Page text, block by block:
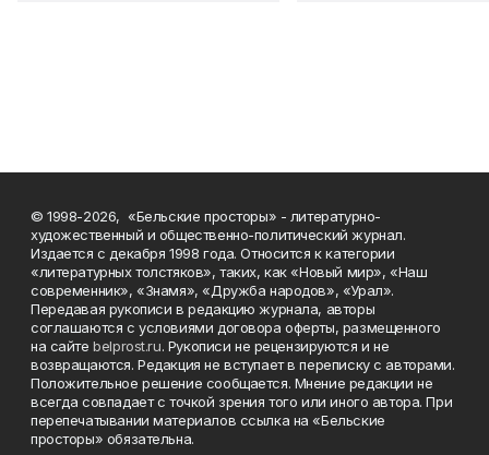
© 1998-2026, «Бельские просторы» - литературно-
художественный и общественно-политический журнал.
Издается с декабря 1998 года. Относится к категории
«литературных толстяков», таких, как «Новый мир», «Наш
современник», «Знамя», «Дружба народов», «Урал».
Передавая рукописи в редакцию журнала, авторы
соглашаются с условиями договора оферты, размещенного
на сайтеbelprost.ru. Рукописи не рецензируются и не
возвращаются. Редакция не вступает в переписку с авторами.
Положительное решение сообщается. Мнение редакции не
всегда совпадает с точкой зрения того или иного автора. При
перепечатывании материалов ссылка на «Бельские
просторы» обязательна.